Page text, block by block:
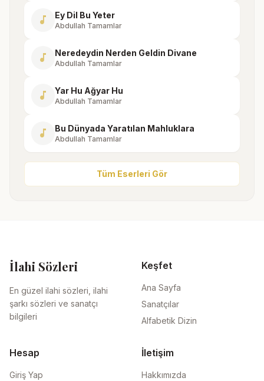
music_note Ey Dil Bu Yeter
Abdullah Tamamlar
music_note Neredeydin Nerden Geldin Divane
Abdullah Tamamlar
music_note Yar Hu Ağyar Hu
Abdullah Tamamlar
music_note Bu Dünyada Yaratılan Mahluklara
Abdullah Tamamlar
Tüm Eserleri Gör
İlahi Sözleri
En güzel ilahi sözleri, ilahi
şarkı sözleri ve sanatçı
bilgileri
Keşfet
Ana Sayfa
Sanatçılar
Alfabetik Dizin
Hesap
Giriş Yap
İletişim
Hakkımızda